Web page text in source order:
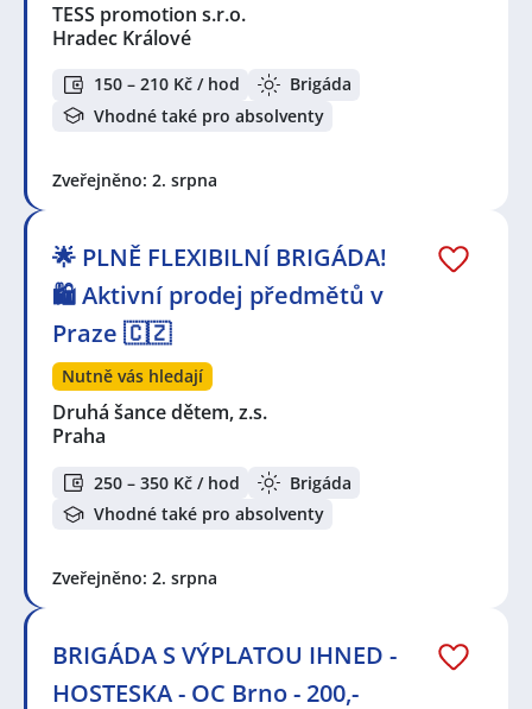
TESS promotion s.r.o.
Hradec Králové
150 – 210 Kč / hod
Brigáda
Vhodné také pro absolventy
Zveřejněno: 2. srpna
🌟 PLNĚ FLEXIBILNÍ BRIGÁDA!
🛍️ Aktivní prodej předmětů v
Praze 🇨🇿
Nutně vás hledají
Druhá šance dětem, z.s.
Praha
250 – 350 Kč / hod
Brigáda
Vhodné také pro absolventy
Zveřejněno: 2. srpna
BRIGÁDA S VÝPLATOU IHNED -
HOSTESKA - OC Brno - 200,-